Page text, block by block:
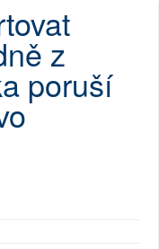
z
poruší